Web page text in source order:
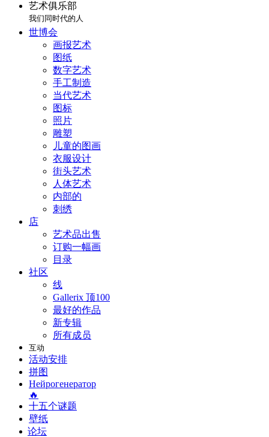
艺术俱乐部
我们同时代的人
世博会
画报艺术
图纸
数字艺术
手工制造
当代艺术
图标
照片
雕塑
儿童的图画
衣服设计
街头艺术
人体艺术
内部的
刺绣
店
艺术品出售
订购一幅画
目录
社区
线
Gallerix 顶100
最好的作品
新专辑
所有成员
互动
活动安排
拼图
Нейрогенератор
🔥
十五个谜题
壁纸
论坛